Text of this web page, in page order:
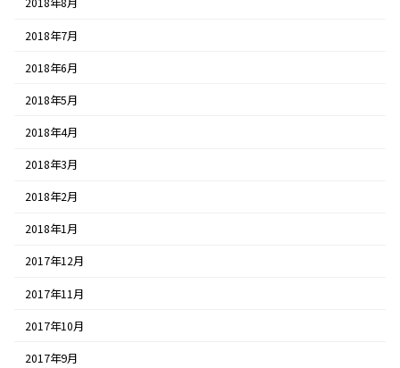
2018年8月
2018年7月
2018年6月
2018年5月
2018年4月
2018年3月
2018年2月
2018年1月
2017年12月
2017年11月
2017年10月
2017年9月